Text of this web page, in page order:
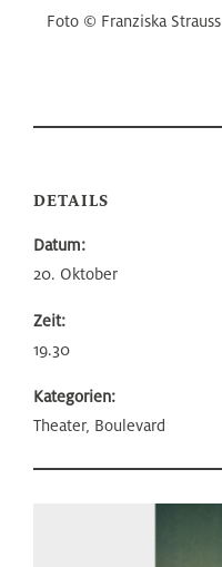
Foto © Franziska Strauss
DETAILS
Datum:
20. Oktober
Zeit:
19.30
Kategorien:
Theater, Boulevard